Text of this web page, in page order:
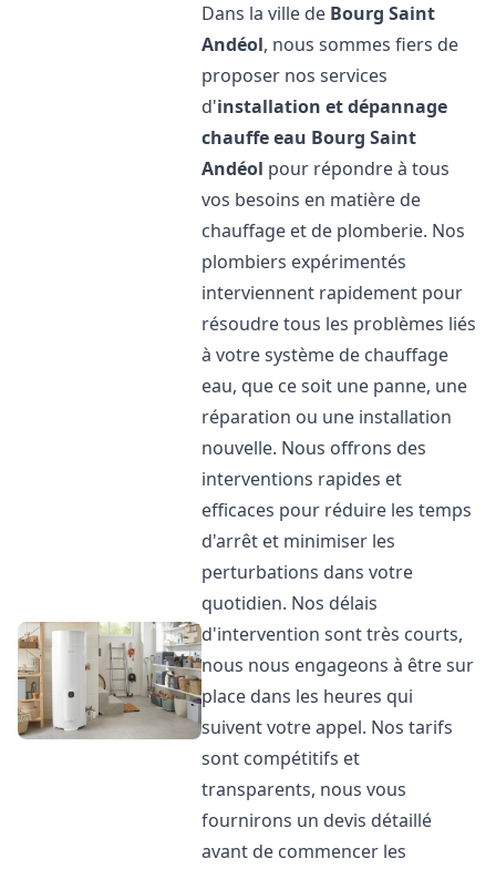
Dans la ville de Bourg Saint
Andéol, nous sommes fiers de
proposer nos services
d'installation et dépannage
chauffe eau Bourg Saint
Andéol pour répondre à tous
vos besoins en matière de
chauffage et de plomberie. Nos
plombiers expérimentés
interviennent rapidement pour
résoudre tous les problèmes liés
à votre système de chauffage
eau, que ce soit une panne, une
réparation ou une installation
nouvelle. Nous offrons des
interventions rapides et
efficaces pour réduire les temps
d'arrêt et minimiser les
perturbations dans votre
quotidien. Nos délais
d'intervention sont très courts,
nous nous engageons à être sur
place dans les heures qui
suivent votre appel. Nos tarifs
sont compétitifs et
transparents, nous vous
fournirons un devis détaillé
avant de commencer les